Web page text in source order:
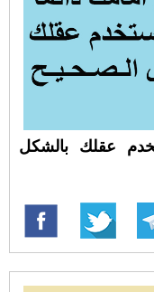
عقلك بالشكل